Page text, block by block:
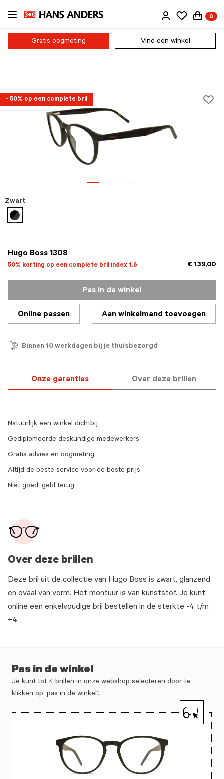
Ga
naar
inhoud
0
Gratis oogmeting Vind een winkel
- 50% op een complete bril
Hugo Boss 1308
50% korting op een complete bril index 1.6 € 139,00
Zwart
geselecteerd
Pas in de winkel
Online passen Aan winkelmand toevoegen
Binnen 10 werkdagen bij je thuisbezorgd
Onze garanties Over deze brillen
Over deze brillen
Deze bril uit de collectie van Hugo Boss is zwart, glanzend
en ovaal van vorm. Het montuur is van kunststof. Je kunt
online een enkelvoudige bril bestellen in de sterkte -4 t/m
+4.
Natuurlijk een winkel dichtbij
Gediplomeerde deskundige medewerkers
Gratis advies en oogmeting
Altijd de beste service voor de beste prijs
Niet goed, geld terug
Pas in de winkel
Je kunt tot 4 brillen in onze webshop selecteren door te
klikken op ‘pas in de winkel’.